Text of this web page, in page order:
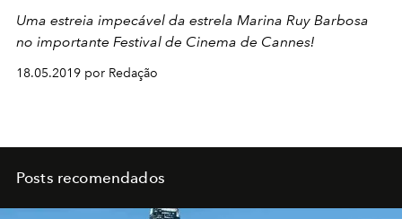
Uma estreia impecável da estrela Marina Ruy Barbosa
no importante Festival de Cinema de Cannes!
18.05.2019 por Redação
Posts recomendados